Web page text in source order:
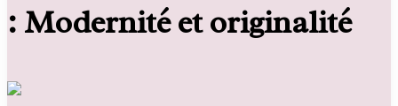
: Modernité et originalité